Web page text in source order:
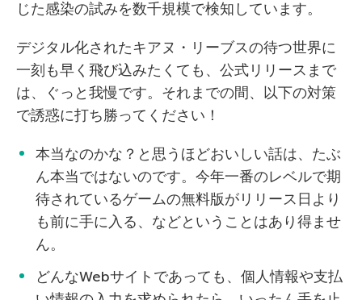
じた感染の試みを数千規模で検知しています。
デジタル化されたキアヌ・リーブスの待つ世界に
一刻も早く飛び込みたくても、公式リリースまで
は、ぐっと我慢です。それまでの間、以下の対策
で誘惑に打ち勝ってください！
本当なのかな？と思うほどおいしい話は、たぶ
ん本当ではないのです。今年一番のレベルで期
待されているゲームの無料版がリリース日より
も前に手に入る、などということはあり得ませ
ん。
どんなWebサイトであっても、個人情報や支払